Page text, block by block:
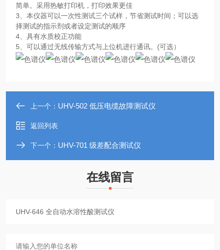
简单。采用热敏打印机，打印效果更佳
3、本仪器可以一次性测试三个试样，节省测试时间；可以选
择测试的指示剂或者设定测试的顺序
4、具有水质校正功能
5、可以通过无线传输方式与上位机进行通讯。(可选）
上一个： UHV-502 低压电缆故障测试仪
返回列表
下一个： UHV-701 级差配合测试仪
在线留言